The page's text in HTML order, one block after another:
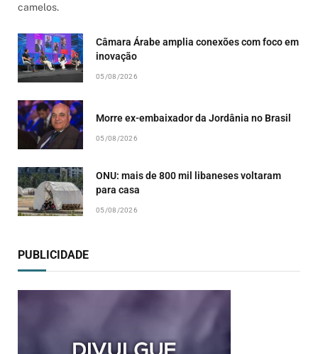
camelos.
Câmara Árabe amplia conexões com foco em
inovação
05/08/2026
Morre ex-embaixador da Jordânia no Brasil
05/08/2026
ONU: mais de 800 mil libaneses voltaram
para casa
05/08/2026
PUBLICIDADE